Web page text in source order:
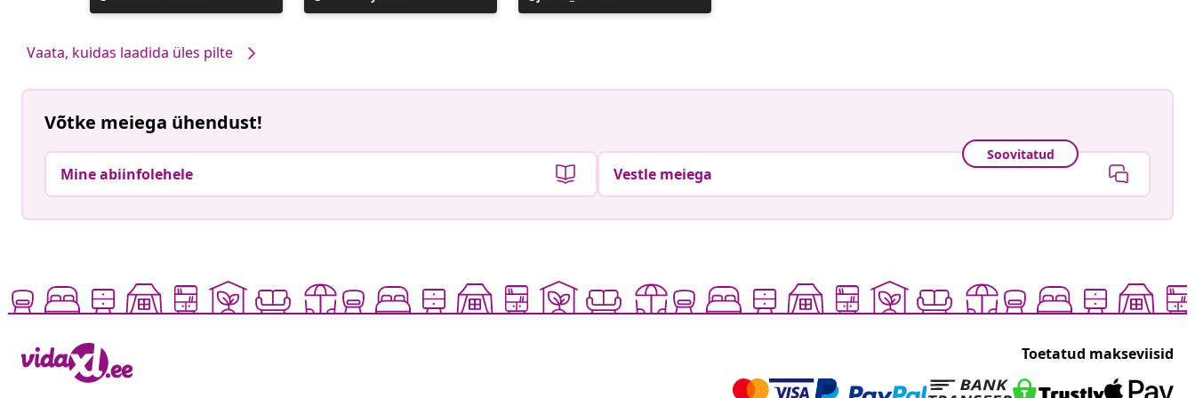
avaldatud
avaldatud
avaldatud
Vaata, kuidas laadida üles pilte
Võtke meiega ühendust!
Mine abiinfolehele
Soovitatud
Vestle meiega
Toetatud makseviisid